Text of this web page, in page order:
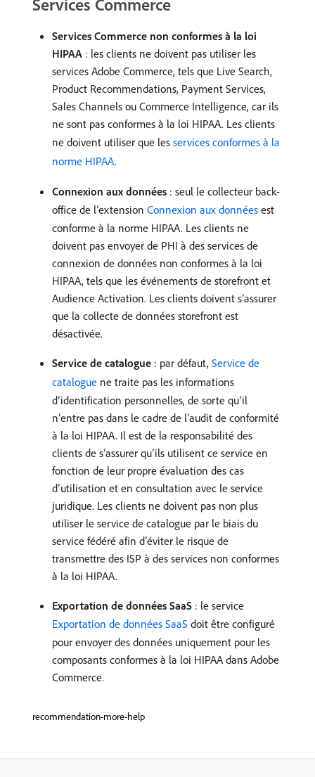
Services Commerce
Services Commerce non conformes à la loi
HIPAA : les clients ne doivent pas utiliser les
services Adobe Commerce, tels que Live Search,
Product Recommendations, Payment Services,
Sales Channels ou Commerce Intelligence, car ils
ne sont pas conformes à la loi HIPAA. Les clients
ne doivent utiliser que les services conformes à la
norme HIPAA.
Connexion aux données : seul le collecteur back-
office de l’extension Connexion aux données est
conforme à la norme HIPAA. Les clients ne
doivent pas envoyer de PHI à des services de
connexion de données non conformes à la loi
HIPAA, tels que les événements de storefront et
Audience Activation. Les clients doivent s’assurer
que la collecte de données storefront est
désactivée.
Service de catalogue : par défaut, Service de
catalogue ne traite pas les informations
d’identification personnelles, de sorte qu’il
n’entre pas dans le cadre de l’audit de conformité
à la loi HIPAA. Il est de la responsabilité des
clients de s’assurer qu’ils utilisent ce service en
fonction de leur propre évaluation des cas
d’utilisation et en consultation avec le service
juridique. Les clients ne doivent pas non plus
utiliser le service de catalogue par le biais du
service fédéré afin d’éviter le risque de
transmettre des ISP à des services non conformes
à la loi HIPAA.
Exportation de données SaaS : le service
Exportation de données SaaS doit être configuré
pour envoyer des données uniquement pour les
composants conformes à la loi HIPAA dans Adobe
Commerce.
recommendation-more-help